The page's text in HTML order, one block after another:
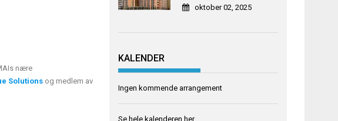
nære
Solutions og medlem av
oktober 02, 2025
KALENDER
Ingen kommende arrangement
Se hele kalenderen her.